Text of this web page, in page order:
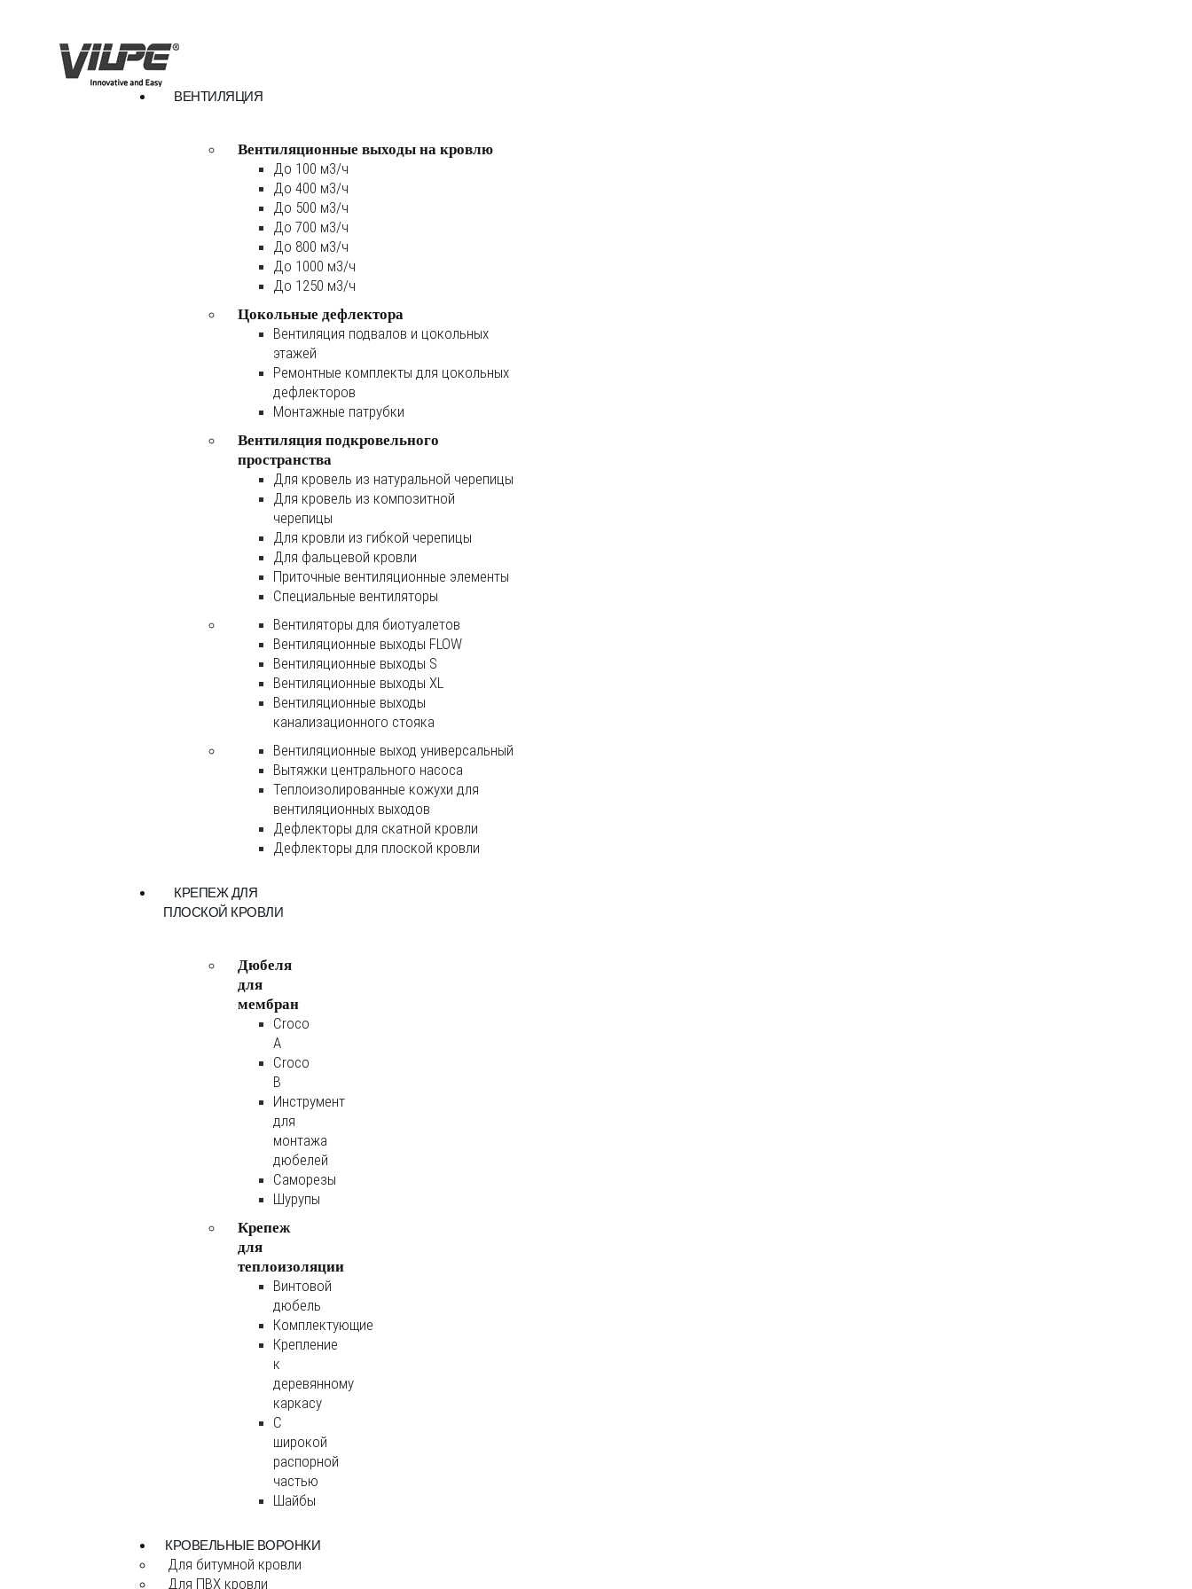
ВЕНТИЛЯЦИЯ
Вентиляционные выходы на кровлю
До 100 м3/ч
До 400 м3/ч
До 500 м3/ч
До 700 м3/ч
До 800 м3/ч
До 1000 м3/ч
До 1250 м3/ч
Цокольные дефлектора
Вентиляция подвалов и цокольных
этажей
Ремонтные комплекты для цокольных
дефлекторов
Монтажные патрубки
Вентиляция подкровельного
пространства
Для кровель из натуральной черепицы
Для кровель из композитной
черепицы
Для кровли из гибкой черепицы
Для фальцевой кровли
Приточные вентиляционные элементы
Специальные вентиляторы
Вентиляторы для биотуалетов
Вентиляционные выходы FLOW
Вентиляционные выходы S
Вентиляционные выходы XL
Вентиляционные выходы
канализационного стояка
Вентиляционные выход универсальный
Вытяжки центрального насоса
Теплоизолированные кожухи для
вентиляционных выходов
Дефлекторы для скатной кровли
Дефлекторы для плоской кровли
КРЕПЕЖ ДЛЯ
ПЛОСКОЙ КРОВЛИ
Дюбеля
для
мембран
Croco
A
Croco
B
Инструмент
для
монтажа
дюбелей
Саморезы
Шурупы
Крепеж
для
теплоизоляции
Винтовой
дюбель
Комплектующие
Крепление
к
деревянному
каркасу
С
широкой
распорной
частью
Шайбы
КРОВЕЛЬНЫЕ ВОРОНКИ
Для битумной кровли
Для ПВХ кровли